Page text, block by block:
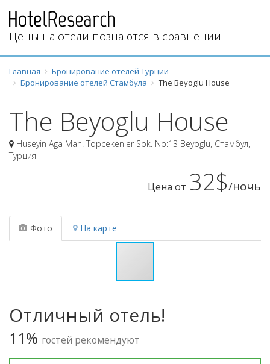
Цены на отели познаются в сравнении
Главная
Бронирование отелей Турции
Бронирование отелей Стамбула
The Beyoglu House
The Beyoglu House
Huseyin Aga Mah. Topcekenler Sok. No:13 Beyoglu, Стамбул,
Турция
Цена от 32$/ночь
Фото На карте
Отличный отель!
11% гостей рекомендуют